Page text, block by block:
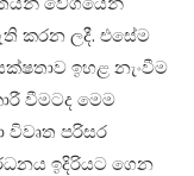
කරන ලදී. එසේම
ඉහළ නැංවීම
වීමටද මෙම
පරිසර
ඉදිරියට ගෙන